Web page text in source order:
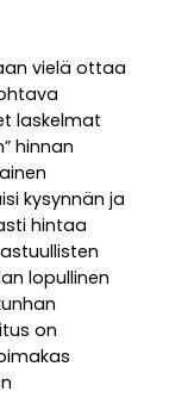
vielä ottaa
laskelmat
hinnan
kysynnän ja
hintaa
lopullinen
on